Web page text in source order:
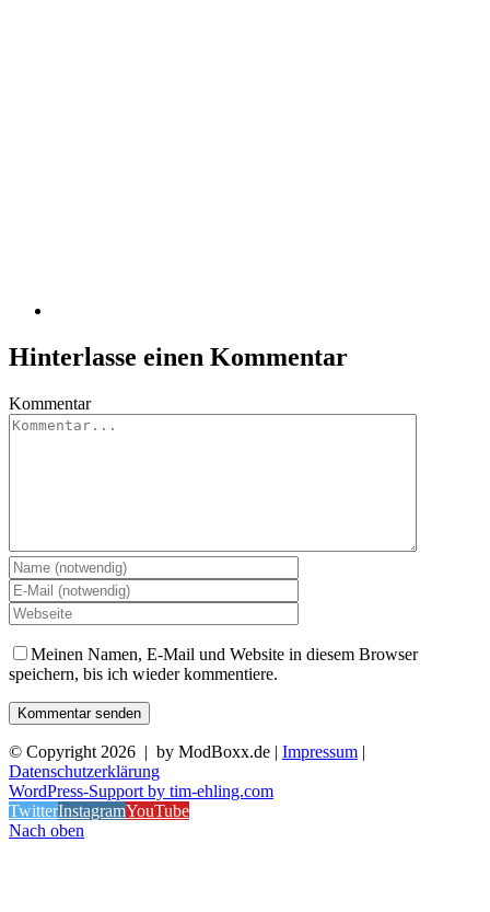
Hinterlasse einen Kommentar
Kommentar
Meinen Namen, E-Mail und Website in diesem Browser
speichern, bis ich wieder kommentiere.
© Copyright 2026 | by ModBoxx.de | Impressum |
Datenschutzerklärung
WordPress-Support by tim-ehling.com
TwitterInstagramYouTube
Nach oben